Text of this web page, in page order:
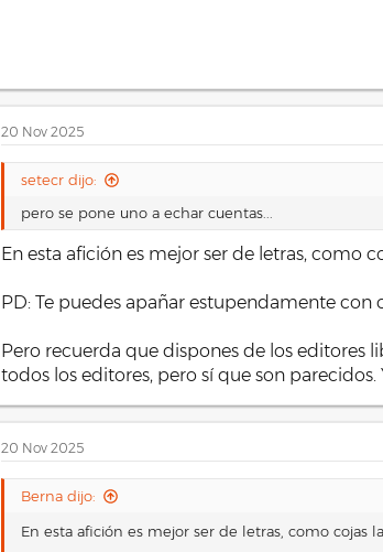
20 Nov 2025
setecr dijo:
pero se pone uno a echar cuentas...
En esta afición es mejor ser de letras, como
PD: Te puedes apañar estupendamente con
Pero recuerda que dispones de los editores
todos los editores, pero sí que son
20 Nov 2025
Berna dijo:
En esta afición es mejor ser de letras, como cojas